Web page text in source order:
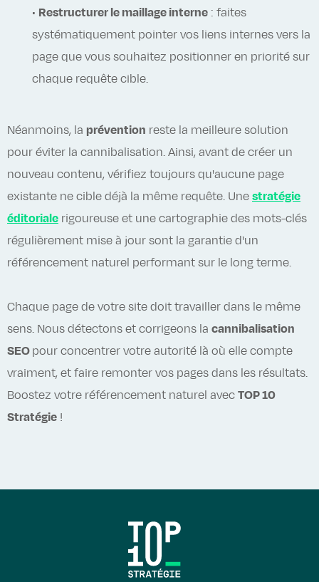
• Restructurer le maillage interne : faites
systématiquement pointer vos liens internes vers la
page que vous souhaitez positionner en priorité sur
chaque requête cible.
Néanmoins, la prévention reste la meilleure solution
pour éviter la cannibalisation. Ainsi, avant de créer un
nouveau contenu, vérifiez toujours qu'aucune page
existante ne cible déjà la même requête. Une stratégie
éditoriale rigoureuse et une cartographie des mots-clés
régulièrement mise à jour sont la garantie d'un
référencement naturel performant sur le long terme.
Chaque page de votre site doit travailler dans le même
sens. Nous détectons et corrigeons la cannibalisation
SEO pour concentrer votre autorité là où elle compte
vraiment, et faire remonter vos pages dans les résultats.
Boostez votre référencement naturel avec TOP 10
Stratégie !